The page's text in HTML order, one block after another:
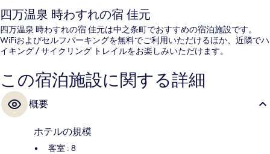
四万温泉 時わすれの宿 佳元
四万温泉 時わすれの宿 佳元は中之条町でおすすめの宿泊施設です。
WiFiおよびセルフパーキングを無料でご利用いただけるほか、近隣でハ
イキング / サイクリング トレイルをお楽しみいただけます。
この宿泊施設に関する詳細
概要
ホテルの規模
客室 : 8